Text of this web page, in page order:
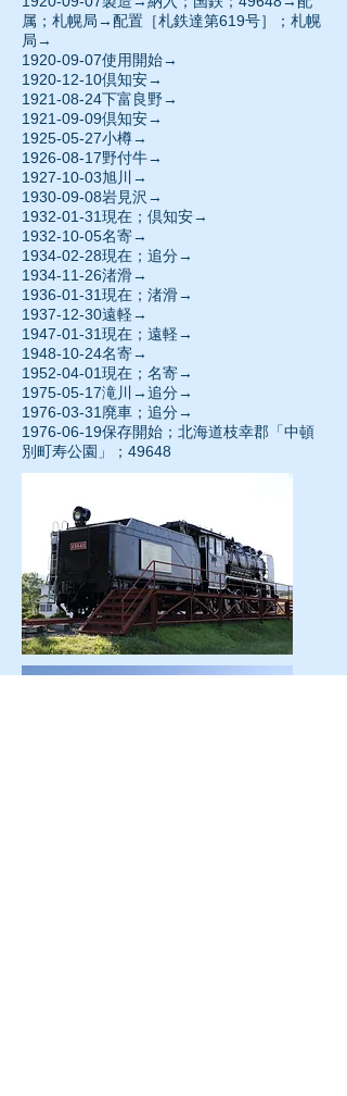
属；札幌局→配置［札鉄達第619号］；札幌
局→
1920-09-07使用開始→
1920-12-10倶知安→
1921-08-24下富良野→
1921-09-09倶知安→
1925-05-27小樽→
1926-08-17野付牛→
1927-10-03旭川→
1930-09-08岩見沢→
1932-01-31現在；倶知安→
1932-10-05名寄→
1934-02-28現在；追分→
1934-11-26渚滑→
1936-01-31現在；渚滑→
1937-12-30遠軽→
1947-01-31現在；遠軽→
1948-10-24名寄→
1952-04-01現在；名寄→
1975-05-17滝川→追分→
1976-03-31廃車；追分→
1976-06-19保存開始；北海道枝幸郡「中頓
別町寿公園」；49648